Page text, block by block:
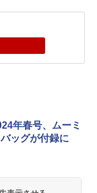
年春号、ムーミ
ッグが付録に